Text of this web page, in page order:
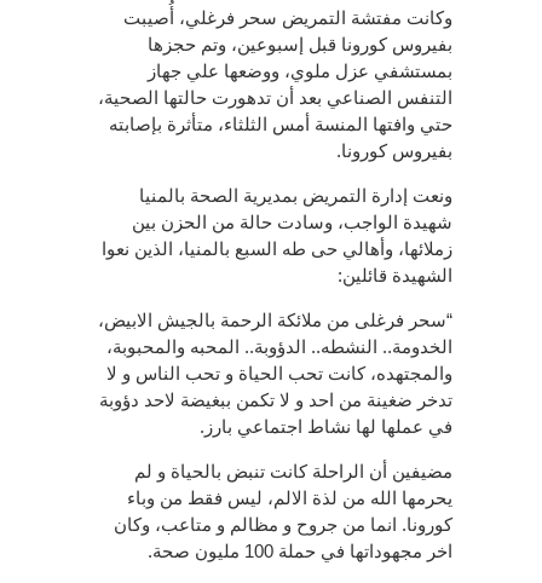
وكانت مفتشة التمريض سحر فرغلي، أُصيبت
بفيروس كورونا قبل إسبوعين، وتم حجزها
بمستشفي عزل ملوي، ووضعها علي جهاز
التنفس الصناعي بعد أن تدهورت حالتها الصحية،
حتي وافتها المنسة أمس الثلثاء، متأثرة بإصابته
بفيروس كورونا.
ونعت إدارة التمريض بمديرية الصحة بالمنيا
شهيدة الواجب، وسادت حالة من الحزن بين
زملائها، وأهالي حى طه السبع بالمنيا، الذين نعوا
الشهيدة قائلين:
“سحر فرغلى من ملائكة الرحمة بالجيش الابيض،
الخدومة.. النشطه.. الدؤوبة.. المحبه والمحبوبة،
والمجتهده، كانت تحب الحياة و تحب الناس و لا
تدخر ضغينة من احد و لا تكمن ببغيضة لاحد دؤوبة
في عملها لها نشاط اجتماعي بارز.
مضيفين أن الراحلة كانت تنبض بالحياة و لم
يحرمها الله من لذة الالم، ليس فقط من وباء
كورونا. انما من جروح و مظالم و متاعب، وكان
اخر مجهوداتها في حملة 100 مليون صحة.